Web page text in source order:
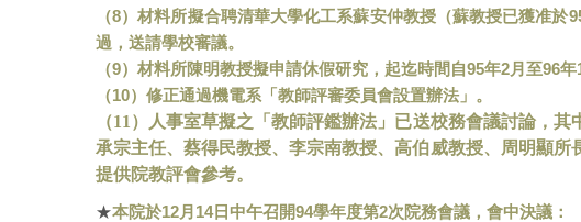
（8）材料所擬合聘清華大學化工系蘇安仲教授（蘇教授已獲准於
過，送請學校審議。
（9）材料所陳明教授擬申請休假研究，起迄時間自95年2月至96年
（10）修正通過機電系「教師評審委員會設置辦法」。
（11 ）人事室草擬之「教師評鑑辦法」已送校務會議討論，
承宗主任、蔡得民教授、李宗南教授、高伯威教授、周明顯
提供院教評會參考。
★本院於12月 14日中午召開94學年度第2次院務會議，會中決議：